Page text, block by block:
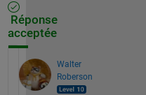
Réponse
acceptée
Walter
Roberson